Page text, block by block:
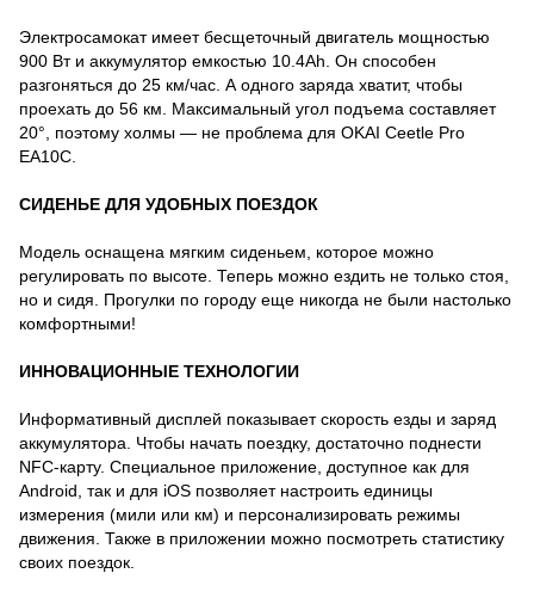
Электросамокат имеет бесщеточный двигатель мощностью
900 Вт и аккумулятор емкостью 10.4Ah. Он способен
разгоняться до 25 км/час. А одного заряда хватит, чтобы
проехать до 56 км. Максимальный угол подъема составляет
20°, поэтому холмы — не проблема для OKAI Ceetle Pro
EA10C.
СИДЕНЬЕ ДЛЯ УДОБНЫХ ПОЕЗДОК
Модель оснащена мягким сиденьем, которое можно
регулировать по высоте. Теперь можно ездить не только стоя,
но и сидя. Прогулки по городу еще никогда не были настолько
комфортными!
ИННОВАЦИОННЫЕ ТЕХНОЛОГИИ
Информативный дисплей показывает скорость езды и заряд
аккумулятора. Чтобы начать поездку, достаточно поднести
NFC-карту. Специальное приложение, доступное как для
Android, так и для iOS позволяет настроить единицы
измерения (мили или км) и персонализировать режимы
движения. Также в приложении можно посмотреть статистику
своих поездок.